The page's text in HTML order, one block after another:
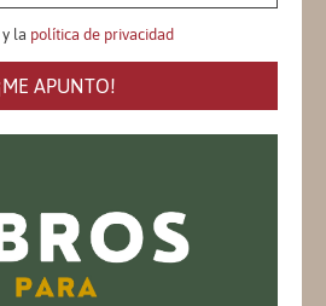
y la política de privacidad